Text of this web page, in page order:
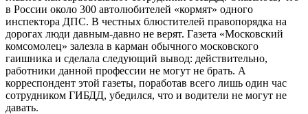
в России около 300 автолюбителей «кормят» одного
инспектора ДПС. В честных блюстителей правопорядка на
дорогах люди давным-давно не верят. Газета «Московский
комсомолец» залезла в карман обычного московского
гаишника и сделала следующий вывод: действительно,
работники данной профессии не могут не брать. А
корреспондент этой газеты, поработав всего лишь один час
сотрудником ГИБДД, убедился, что и водители не могут не
давать.